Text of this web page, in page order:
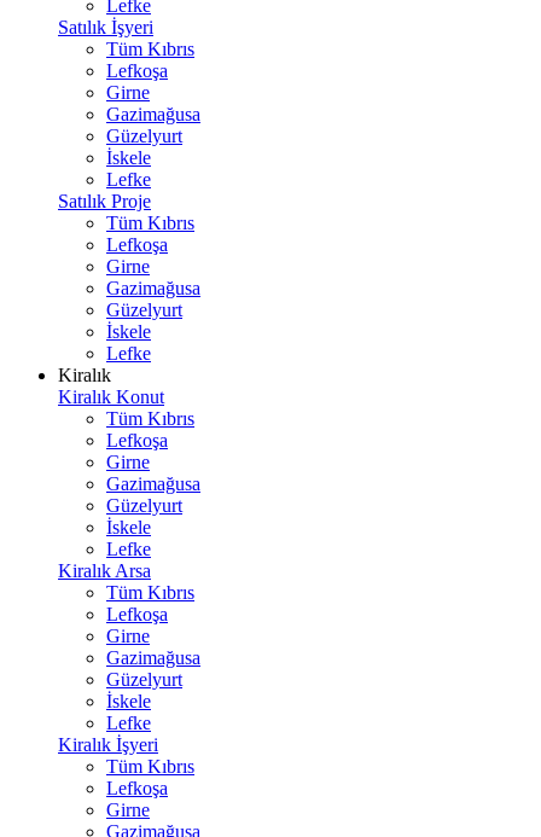
Lefke
Satılık İşyeri
Tüm Kıbrıs
Lefkoşa
Girne
Gazimağusa
Güzelyurt
İskele
Lefke
Satılık Proje
Tüm Kıbrıs
Lefkoşa
Girne
Gazimağusa
Güzelyurt
İskele
Lefke
Kiralık
Kiralık Konut
Tüm Kıbrıs
Lefkoşa
Girne
Gazimağusa
Güzelyurt
İskele
Lefke
Kiralık Arsa
Tüm Kıbrıs
Lefkoşa
Girne
Gazimağusa
Güzelyurt
İskele
Lefke
Kiralık İşyeri
Tüm Kıbrıs
Lefkoşa
Girne
Gazimağusa